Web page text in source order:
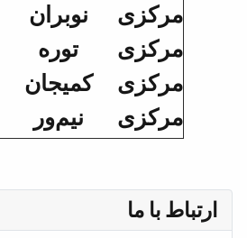
نوبران
مرکزی
توره
مرکزی
کمیجان
مرکزی
نیم‌ور مرکزی
ارتباط با ما